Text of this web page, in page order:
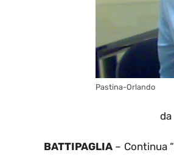
Pastina-Orlando
da
BATTIPAGLIA – Continua “